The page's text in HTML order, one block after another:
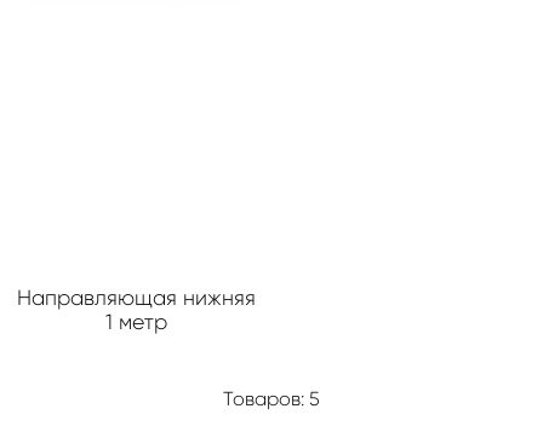
Направляющая нижняя
1 метр
Товаров: 5